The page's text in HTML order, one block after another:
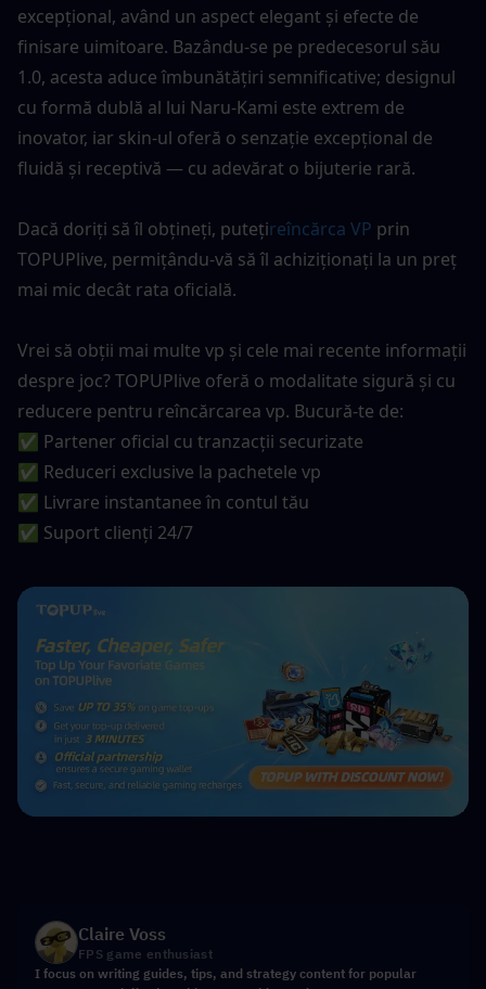
excepțional, având un aspect elegant și efecte de
finisare uimitoare. Bazându-se pe predecesorul său
1.0, acesta aduce îmbunătățiri semnificative; designul
cu formă dublă al lui Naru-Kami este extrem de
inovator, iar skin-ul oferă o senzație excepțional de
fluidă și receptivă — cu adevărat o bijuterie rară.
Dacă doriți să îl obțineți, putețireîncărca VP prin
TOPUPlive, permițându-vă să îl achiziționați la un preț
mai mic decât rata oficială.
Vrei să obții mai multe vp și cele mai recente informații
despre joc? TOPUPlive oferă o modalitate sigură și cu
reducere pentru reîncărcarea vp. Bucură-te de:
✅ Partener oficial cu tranzacții securizate
✅ Reduceri exclusive la pachetele vp
✅ Livrare instantanee în contul tău
✅ Suport clienți 24/7
Claire Voss
FPS game enthusiast
I focus on writing guides, tips, and strategy content for popular